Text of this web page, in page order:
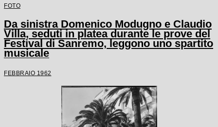
FOTO
Da sinistra Domenico Modugno e Claudio
Villa, seduti in platea durante le prove del
Festival di Sanremo, leggono uno spartito
musicale
FEBBRAIO 1962